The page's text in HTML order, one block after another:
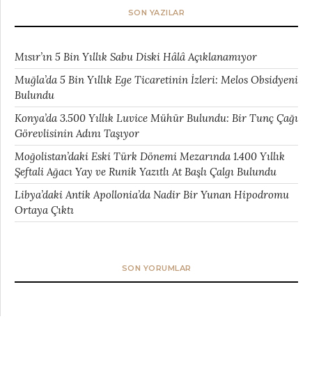
SON YAZILAR
Mısır’ın 5 Bin Yıllık Sabu Diski Hâlâ Açıklanamıyor
Muğla’da 5 Bin Yıllık Ege Ticaretinin İzleri: Melos Obsidyeni
Bulundu
Konya’da 3.500 Yıllık Luvice Mühür Bulundu: Bir Tunç Çağı
Görevlisinin Adını Taşıyor
Moğolistan’daki Eski Türk Dönemi Mezarında 1.400 Yıllık
Şeftali Ağacı Yay ve Runik Yazıtlı At Başlı Çalgı Bulundu
Libya’daki Antik Apollonia’da Nadir Bir Yunan Hipodromu
Ortaya Çıktı
SON YORUMLAR